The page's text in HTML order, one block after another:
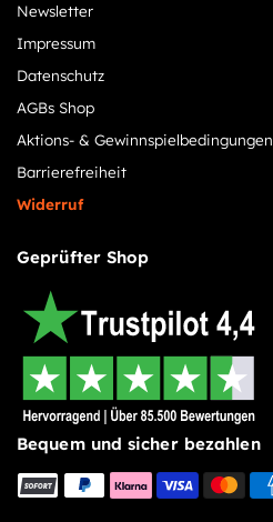
Newsletter
Impressum
Datenschutz
AGBs Shop
Aktions- & Gewinnspielbedingungen
Barrierefreiheit
Widerruf
Geprüfter Shop
Bequem und sicher bezahlen